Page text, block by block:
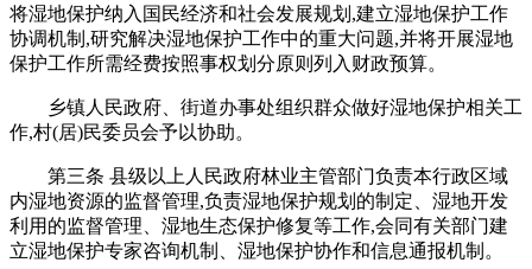
将湿地保护纳入国民经济和社会发展规划,建立湿地保护工作
协调机制,研究解决湿地保护工作中的重大问题,并将开展湿地
保护工作所需经费按照事权划分原则列入财政预算。
乡镇人民政府、街道办事处组织群众做好湿地保护相关工
作,村(居)民委员会予以协助。
第三条 县级以上人民政府林业主管部门负责本行政区域
内湿地资源的监督管理,负责湿地保护规划的制定、湿地开发
利用的监督管理、湿地生态保护修复等工作,会同有关部门建
立湿地保护专家咨询机制、湿地保护协作和信息通报机制。